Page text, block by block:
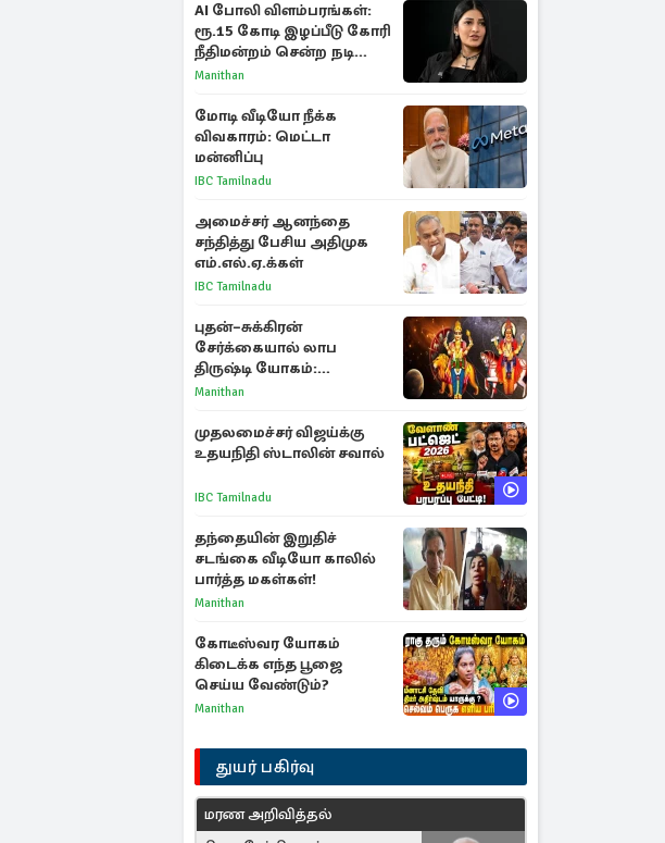
AI போலி விளம்பரங்கள்:
ரூ.15 கோடி இழப்பீடு கோரி
நீதிமன்றம் சென்ற நடிகை
ஸ்ருதி ஹாசன்!
Manithan
மோடி வீடியோ நீக்க
விவகாரம்: மெட்டா
மன்னிப்பு
IBC Tamilnadu
அமைச்சர் ஆனந்தை
சந்தித்து பேசிய அதிமுக
எம்.எல்.ஏ.க்கள்
IBC Tamilnadu
புதன்–சுக்கிரன்
சேர்க்கையால் லாப
திருஷ்டி யோகம்:
அதிர்ஷ்டம் பெறும் டாப் 3
Manithan
முதலமைச்சர் விஜய்க்கு
உதயநிதி ஸ்டாலின் சவால்
IBC Tamilnadu
தந்தையின் இறுதிச்
சடங்கை வீடியோ காலில்
பார்த்த மகள்கள்!
Manithan
கோடீஸ்வர யோகம்
கிடைக்க எந்த பூஜை
செய்ய வேண்டும்?
Manithan
துயர் பகிர்வு
மரண அறிவித்தல்